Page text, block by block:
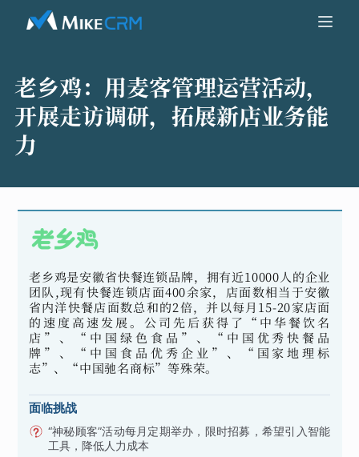
老乡鸡： 用麦客管理运营活动，
开展走访调研，拓展新店业务能
力
老乡鸡是安徽省快餐连锁品牌，拥有近10000人的企业
团队,现有快餐连锁店面400余家，店面数相当于安徽
省内洋快餐店面数总和的2倍，并以每月15-20家店面
的速度高速发展。公司先后获得了“中华餐饮名
店”、“中国绿色食品”、“中国优秀快餐品
牌”、“中国食品优秀企业”、“国家地理标
志”、“中国驰名商标”等殊荣。
面临挑战
“神秘顾客”活动每月定期举办，限时招募，希望引入智能
工具，降低人力成本